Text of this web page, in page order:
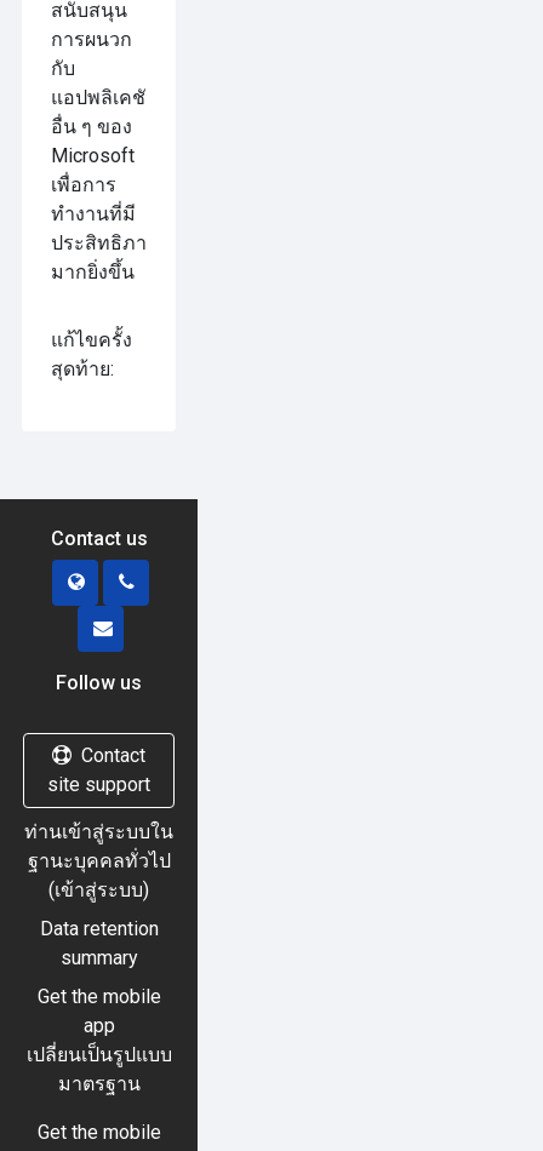
สนับสนุน
การผนวก
กับ
แอปพลิเคชัน
อื่น ๆ ของ
Microsoft
เพื่อการ
ทำงานที่มี
ประสิทธิภาพ
มากยิ่งขึ้น
แก้ไขครั้ง
สุดท้าย:
Contact us
Follow us
Contact
site support
ท่านเข้าสู่ระบบใน
ฐานะบุคคลทั่วไป
(เข้าสู่ระบบ)
Data retention
summary
Get the mobile
app
เปลี่ยนเป็นรูปแบบ
มาตรฐาน
Get the mobile